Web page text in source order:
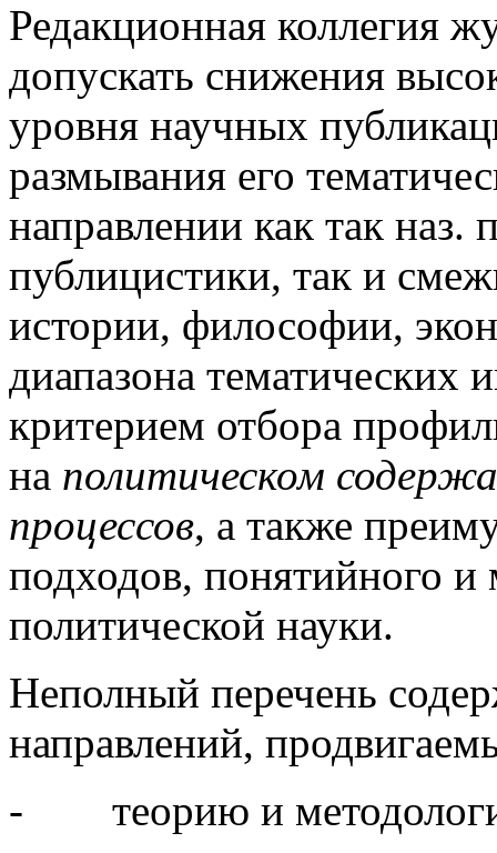
Редакционная коллегия
допускать снижения
уровня научных
размывания его
направлении как так наз.
публицистики, так и
истории, философии,
диапазона тематических
критерием отбора
на политическом
процессов, а также
подходов, понятийного и
политической науки.
Неполный перечень
направлений,
- теорию и